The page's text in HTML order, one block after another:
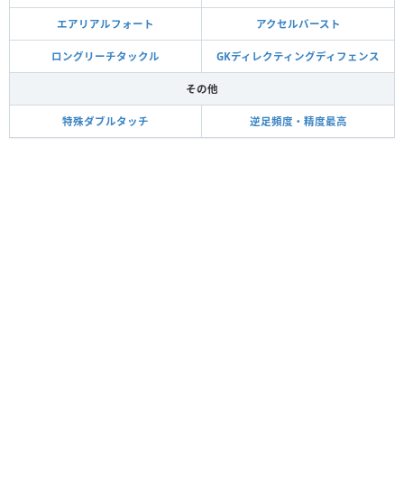
エアリアルフォート アクセルバースト
ロングリーチタックル GKディレクティングディフェンス
その他
特殊ダブルタッチ 逆足頻度・精度最高